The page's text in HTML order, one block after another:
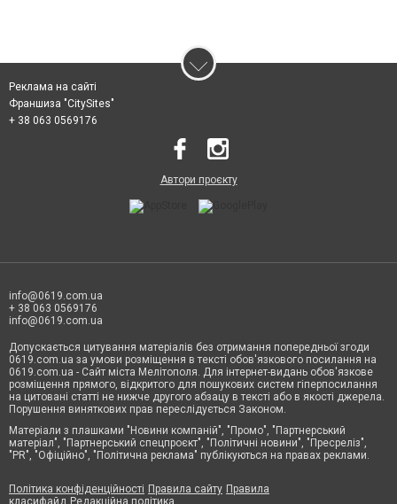
Реклама на сайті
Франшиза "CitySites"
+ 38 063 0569176
Автори проєкту
info@0619.com.ua
+ 38 063 0569176
info@0619.com.ua
Допускається цитування матеріалів без отримання попередньої згоди
0619.com.ua за умови розміщення в тексті обов'язкового посилання на
0619.com.ua - Сайт міста Мелітополя. Для інтернет-видань обов'язкове
розміщення прямого, відкритого для пошукових систем гіперпосилання
на цитовані статті не нижче другого абзацу в тексті або в якості джерела.
Порушення виняткових прав переслідується Законом.
Матеріали з плашками "Новини компаній", "Промо", "Партнерський
матеріал", "Партнерський спецпроєкт", "Політичні новини", "Пресреліз",
"PR", "Офіційно", "Політична реклама" публікуються на правах реклами.
Політика конфіденційності Правила сайту Правила